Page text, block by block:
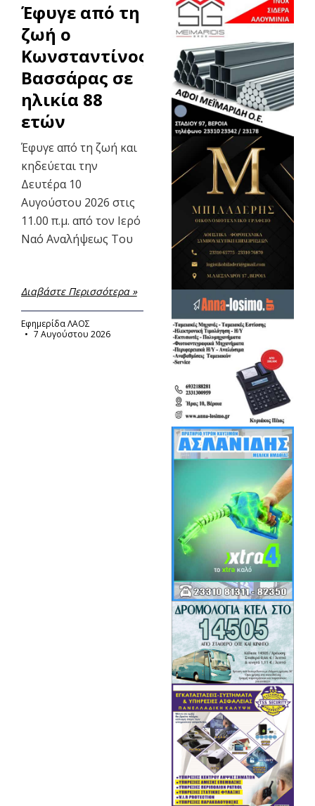
Έφυγε από τη
ζωή ο
Κωνσταντίνος
Βασσάρας σε
ηλικία 88
ετών
Έφυγε από τη ζωή και
κηδεύεται την
Δευτέρα 10
Αυγούστου 2026 στις
11.00 π.μ. από τον Ιερό
Ναό Αναλήψεως Του
Διαβάστε Περισσότερα »
Εφημερίδα ΛΑΟΣ
7 Αυγούστου 2026